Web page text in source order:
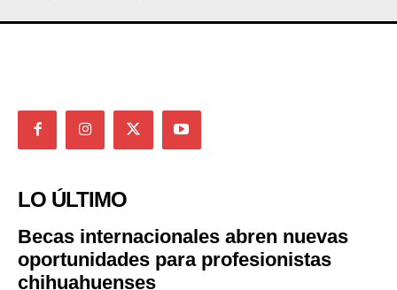
LO ÚLTIMO
Becas internacionales abren nuevas
oportunidades para profesionistas
chihuahuenses